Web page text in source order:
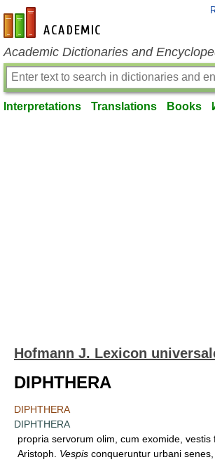
en-academic.com
Academic Dictionaries and
Interpretations Translations Books
Hofmann J. Lexicon
DIPHTHERA
DIPHTHERA
DIPHTHERA
propria servorum olim, cum exomide, vestis
Aristoph. Vespis conqueruntur urbani